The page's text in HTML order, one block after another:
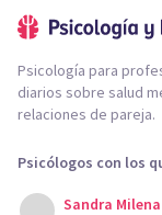
Psicología para
diarios sobre salud
relaciones de pareja.
Psicólogos con los
Sandra